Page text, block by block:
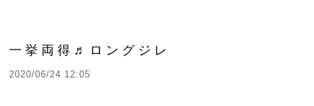
一挙両得♬ロングジレ
2020/06/24 12:05